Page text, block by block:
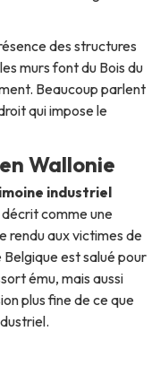
des structures
murs font du Bois du
Beaucoup parlent
qui impose le
Wallonie
industriel
comme une
rendu aux victimes de
est salué pour
ému, mais aussi
plus fine de ce que